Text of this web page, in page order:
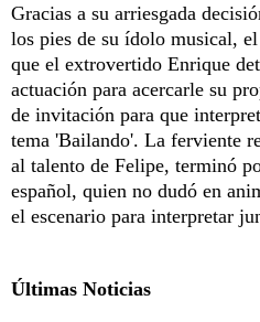
Gracias a su arriesgada
los pies de su ídolo musical,
que el extrovertido Enrique
actuación para acercarle su
de invitación para que
tema 'Bailando'. La ferviente
al talento de Felipe, terminó
español, quien no dudó en
el escenario para interpretar
Últimas Noticias